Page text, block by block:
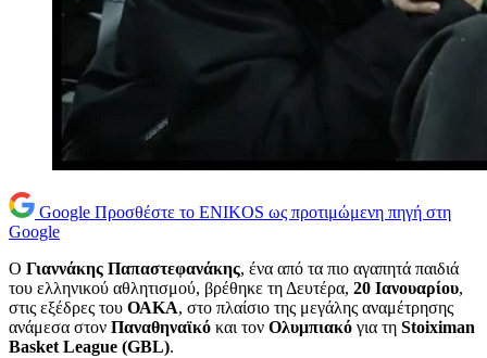
Google Προσθέστε το ENIKOS ως προτιμώμενη πηγή στη
Google
Ο Γιαννάκης Παπαστεφανάκης, ένα από τα πιο αγαπητά παιδιά
του ελληνικού αθλητισμού, βρέθηκε τη Δευτέρα, 20 Ιανουαρίου,
στις εξέδρες του ΟΑΚΑ, στο πλαίσιο της μεγάλης αναμέτρησης
ανάμεσα στον Παναθηναϊκό και τον Ολυμπιακό για τη Stoiximan
Basket League (GBL).